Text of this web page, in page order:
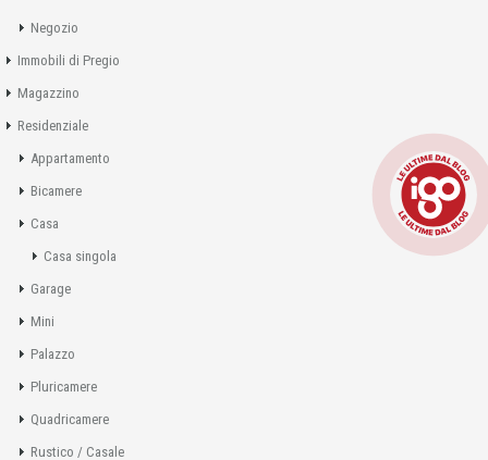
Negozio
Immobili di Pregio
Magazzino
Residenziale
Appartamento
Bicamere
Casa
Casa singola
Garage
Mini
Palazzo
Pluricamere
Quadricamere
Rustico / Casale